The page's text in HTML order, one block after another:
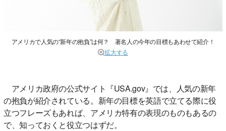
アメリカで人気の“新年の抱負”は何？ 著名人の今年の目標もあわせて紹介！
拡大する
アメリカ政府の公式サイト『USA.gov』では、人気の新年
の抱負が紹介されている。新年の目標を英語で立てる際に役
立つフレーズもあれば、アメリカ特有の表現のものもあるの
で、知っておくと役立つはずだ。